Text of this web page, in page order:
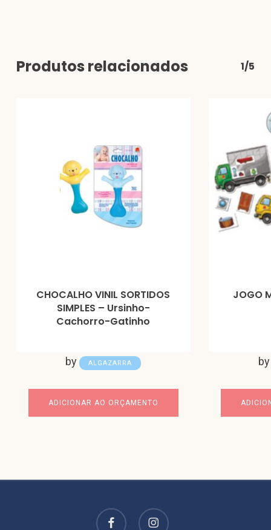
Produtos relacionados 1/5
CHOCALHO VINIL SORTIDOS
SIMPLES – Ursinho-
Cachorro-Gatinho
by ALGAZARRA
ADICIONAR AO ORÇAMENTO
JOGO
facebook instagram